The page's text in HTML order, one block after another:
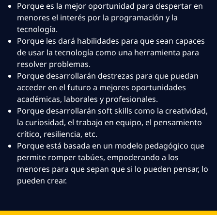
Porque es la mejor oportunidad para despertar en
menores el interés por la programación y la
tecnología.
Porque les dará habilidades para que sean capaces
de usar la tecnología como una herramienta para
resolver problemas.
Porque desarrollarán destrezas para que puedan
acceder en el futuro a mejores oportunidades
académicas, laborales y profesionales.
Porque desarrollarán soft skills como la creatividad,
la curiosidad, el trabajo en equipo, el pensamiento
crítico, resiliencia, etc.
Porque está basada en un modelo pedagógico que
permite romper tabúes, empoderando a los
menores para que sepan que si lo pueden pensar, lo
pueden crear.